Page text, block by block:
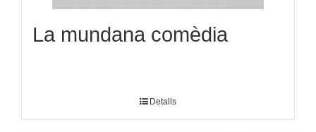
La mundana comèdia
Detalls